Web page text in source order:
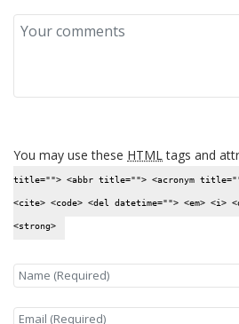
You may use these HTMLtags and
title=""> <abbr title=""> <acronym
<cite> <code> <del datetime=""> <em> <i>
<strong>